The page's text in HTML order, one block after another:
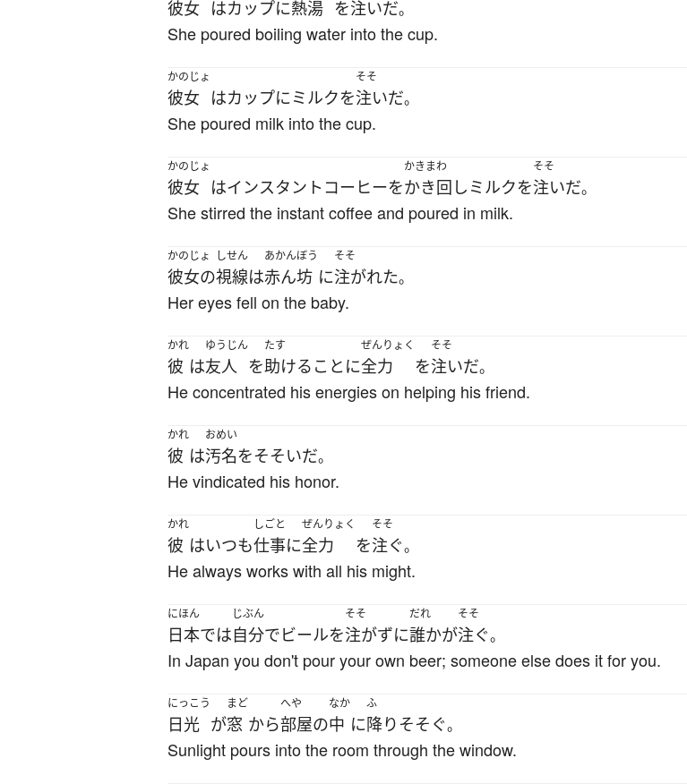
彼女 はカップに熱湯 を注いだ。
She poured boiling water into the cup.
かのじょ
彼女 はカップにミルクを
そそ
注いだ。
She poured milk into the cup.
かのじょ
彼女 はインスタントコーヒーを
かきまわ
かき回し ミルクを
そそ
注いだ。
She stirred the instant coffee and poured in milk.
かのじょ
彼女の
しせん
視線は
あかんぼう
赤ん坊 に
そそ
注がれた。
Her eyes fell on the baby.
かれ
彼 は
ゆうじん
友人 を
たす
助ける ことに
ぜんりょく
全力 を
そそ
注いだ。
He concentrated his energies on helping his friend.
かれ
彼 は
おめい
汚名をそそいだ。
He vindicated his honor.
かれ
彼 はいつも
しごと
仕事に
ぜんりょく
全力 を
そそ
注ぐ。
He always works with all his might.
にほん
日本では
じぶん
自分でビールを
そそ
注がずに
だれ
誰かが
そそ
注ぐ。
In Japan you don't pour your own beer; someone else does it for you.
にっこう
日光 が
まど
窓 から
へや
部屋の
なか
中 に
ふ
降りそそぐ。
Sunlight pours into the room through the window.